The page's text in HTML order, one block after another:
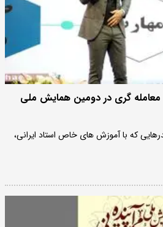
معامله گری در دومین همایش ملی
که با آموزش های خاص استاد ایرانی،